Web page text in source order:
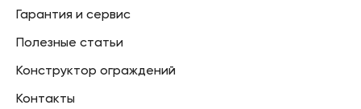
Гарантия и сервис
Полезные статьи
Конструктор ограждений
Контакты